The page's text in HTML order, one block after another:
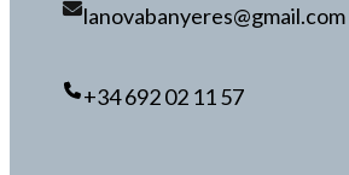
lanovabanyeres@gmail.com
+34 692 02 11 57